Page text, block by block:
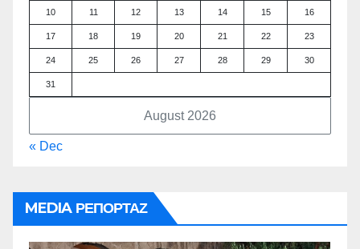
August 2026
10 11 12 13 14 15 16
17 18 19 20 21 22 23
24 25 26 27 28 29 30
31
« Dec
MEDIA ΡΕΠΟΡΤΑΖ